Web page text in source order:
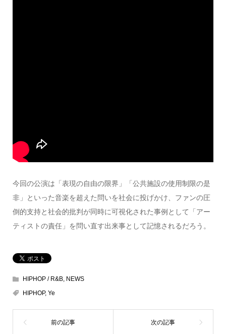
今回の公演は「表現の自由の限界」「公共施設の使用制限の是
非」といった音楽を超えた問いを社会に投げかけ、ファンの圧
倒的支持と社会的批判が同時に可視化された事例として「アー
ティストの責任」を問い直す出来事として記憶されるだろう。
HIPHOP / R&B, NEWS
HIPHOP, Ye